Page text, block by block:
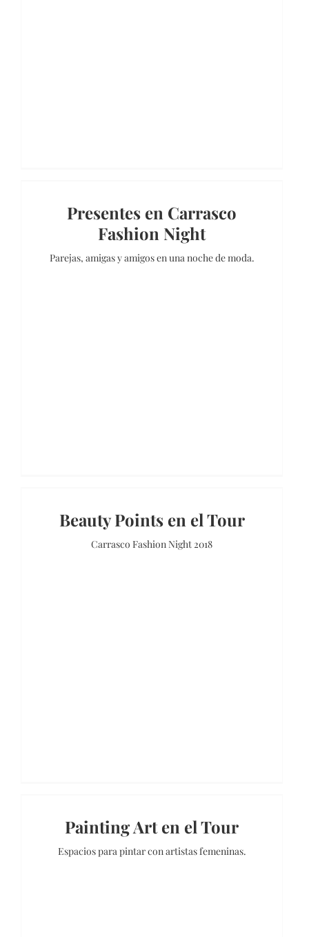
Presentes en Carrasco
Fashion Night
Parejas, amigas y amigos en una noche de moda.
Beauty Points en el Tour
Carrasco Fashion Night 2018
Painting Art en el Tour
Espacios para pintar con artistas femeninas.